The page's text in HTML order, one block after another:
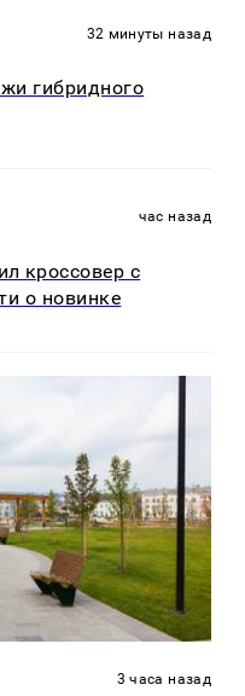
32 минуты назад
гибридного
час назад
кроссовер с
о новинке
3 часа назад